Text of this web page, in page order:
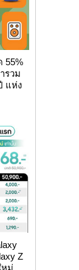
55%
รวม
แห่ง
Z
หม่